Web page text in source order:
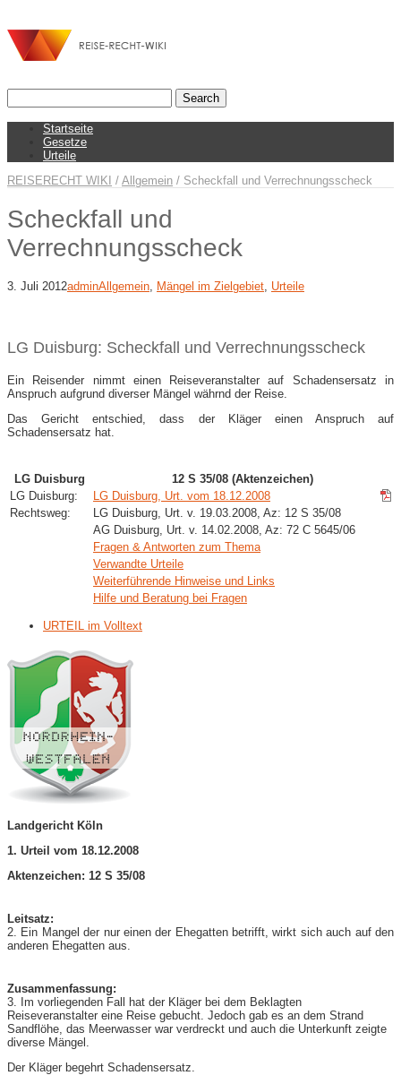
Startseite
Gesetze
Urteile
REISERECHT WIKI / Allgemein / Scheckfall und Verrechnungsscheck
Scheckfall und
Verrechnungsscheck
3. Juli 2012adminAllgemein Mängel im Zielgebiet Urteile
LG Duisburg: Scheckfall und Verrechnungsscheck
Ein Reisender nimmt einen Reiseveranstalter auf Schadensersatz in
Anspruch aufgrund diverser Mängel währnd der Reise.
Das Gericht entschied, dass der Kläger einen Anspruch auf
Schadensersatz hat.
LG Duisburg
12 S 35/08 (Aktenzeichen)
LG Duisburg:
LG Duisburg, Urt. vom 18.12.2008
Rechtsweg:
LG Duisburg, Urt. v. 19.03.2008, Az: 12 S 35/08
AG Duisburg, Urt. v. 14.02.2008, Az: 72 C 5645/06
Fragen & Antworten zum Thema
Verwandte Urteile
Weiterführende Hinweise und Links
Hilfe und Beratung bei Fragen
URTEIL im Volltext
Landgericht Köln
1. Urteil vom 18.12.2008
Aktenzeichen: 12 S 35/08
Leitsatz:
2. Ein Mangel der nur einen der Ehegatten betrifft, wirkt sich auch auf den
anderen Ehegatten aus.
Zusammenfassung:
3. Im vorliegenden Fall hat der Kläger bei dem Beklagten
Reiseveranstalter eine Reise gebucht. Jedoch gab es an dem Strand
Sandflöhe, das Meerwasser war verdreckt und auch die Unterkunft zeigte
diverse Mängel.
Der Kläger begehrt Schadensersatz.